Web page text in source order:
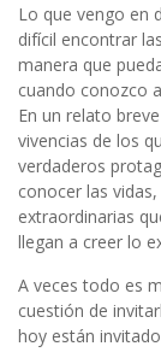
Lo que vengo en
difícil encontrar
manera que
cuando conozco
En un relato
vivencias de los
verdaderos
conocer las
extraordinarias
llegan a creer lo
A veces todo es
cuestión de
hoy están